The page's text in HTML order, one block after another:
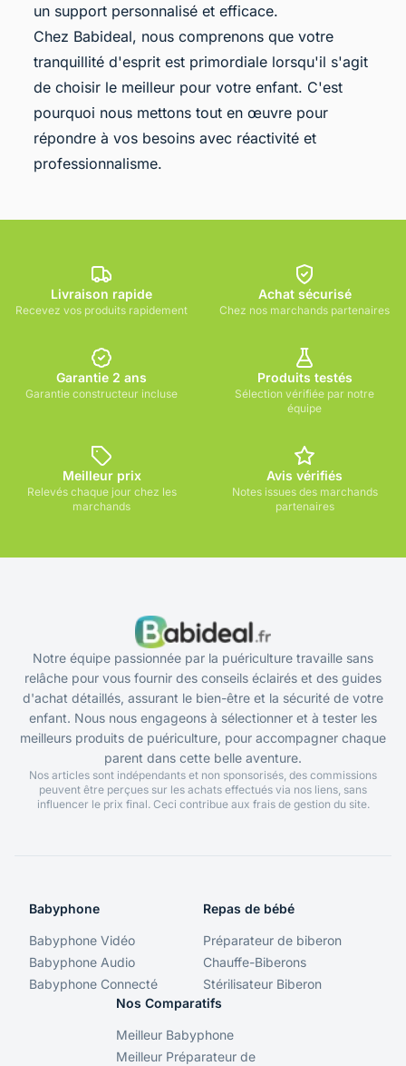
un support personnalisé et efficace.
Chez Babideal, nous comprenons que votre
tranquillité d'esprit est primordiale lorsqu'il s'agit
de choisir le meilleur pour votre enfant. C'est
pourquoi nous mettons tout en œuvre pour
répondre à vos besoins avec réactivité et
professionnalisme.
Livraison rapide
Recevez vos produits rapidement
Achat sécurisé
Chez nos marchands partenaires
Garantie 2 ans
Garantie constructeur incluse
Produits testés
Sélection vérifiée par notre
équipe
Meilleur prix
Relevés chaque jour chez les
marchands
Avis vérifiés
Notes issues des marchands
partenaires
Notre équipe passionnée par la puériculture travaille sans
relâche pour vous fournir des conseils éclairés et des guides
d'achat détaillés, assurant le bien-être et la sécurité de votre
enfant. Nous nous engageons à sélectionner et à tester les
meilleurs produits de puériculture, pour accompagner chaque
parent dans cette belle aventure.
Nos articles sont indépendants et non sponsorisés, des commissions
peuvent être perçues sur les achats effectués via nos liens, sans
influencer le prix final. Ceci contribue aux frais de gestion du site.
Babyphone
Babyphone Vidéo
Babyphone Audio
Babyphone Connecté
Repas de bébé
Préparateur de biberon
Chauffe-Biberons
Stérilisateur Biberon
Nos Comparatifs
Meilleur Babyphone
Meilleur Préparateur de